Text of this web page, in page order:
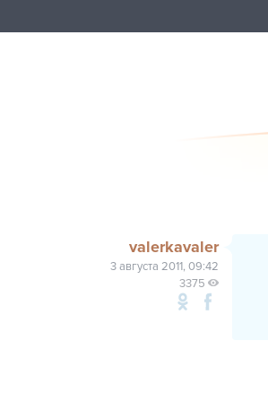
valerkavaler
3 августа 2011, 09:42
3375